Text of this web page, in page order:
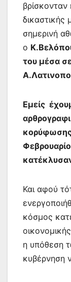
δικαστικής
σημερινή
ο
του μέσα
Εμείς
Και αφού
κόσμος
η υπόθεση
κυβέρνηση